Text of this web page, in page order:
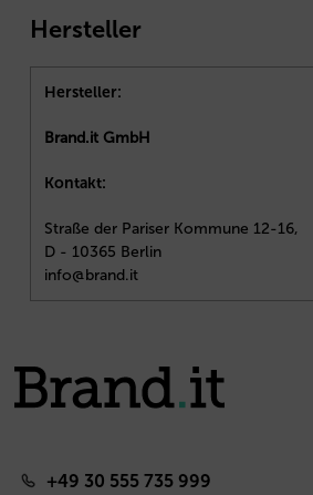
Hersteller
Hersteller:
Brand.it GmbH
Kontakt:
Straße der Pariser Kommune 12-16,
D - 10365 Berlin
info@brand.it
+49 30 555 735 999